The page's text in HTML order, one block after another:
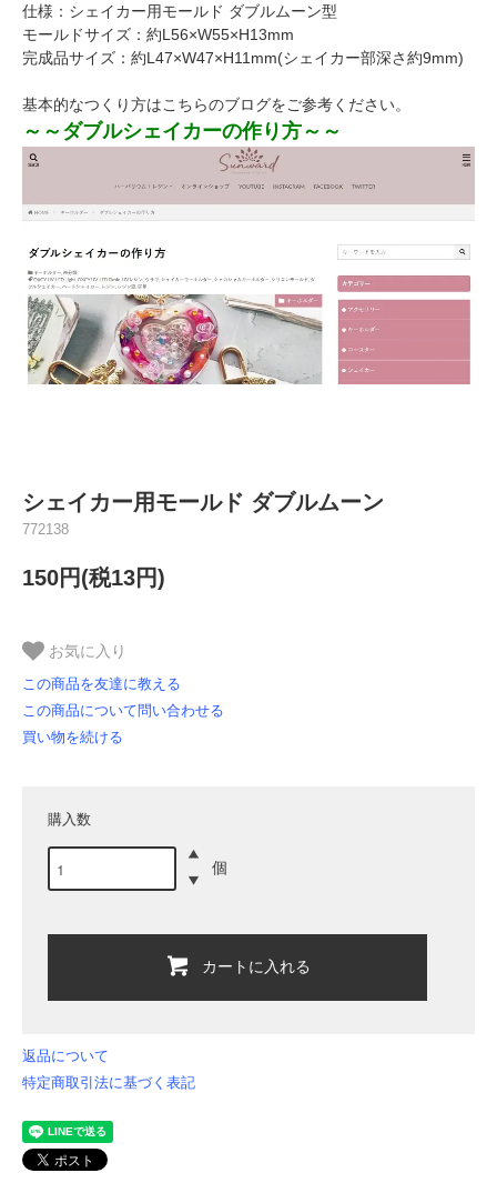
仕様：シェイカー用モールド ダブルムーン型
モールドサイズ：約L56×W55×H13mm
完成品サイズ：約L47×W47×H11mm(シェイカー部深さ約9mm)
基本的なつくり方はこちらのブログをご参考ください。
～～ダブルシェイカーの作り方～～
シェイカー用モールド ダブルムーン
772138
150円(税13円)
お気に入り
この商品を友達に教える
この商品について問い合わせる
買い物を続ける
購入数
個
カートに入れる
返品について
特定商取引法に基づく表記